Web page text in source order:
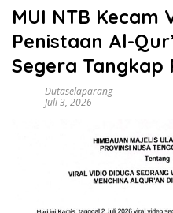
MUI NTB Kecam
Penistaan Al-
Segera Tangkap
Dutaselaparang
Juli 3, 2026